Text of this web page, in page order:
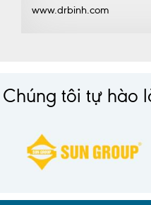
www.drbinh.com
Chúng tôi tự hào